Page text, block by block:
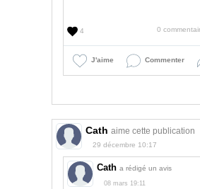
4 0
J'aime Commenter
Cath aime cette publication
29 décembre 10:17
Cath a rédigé un avis
08 mars 19:11